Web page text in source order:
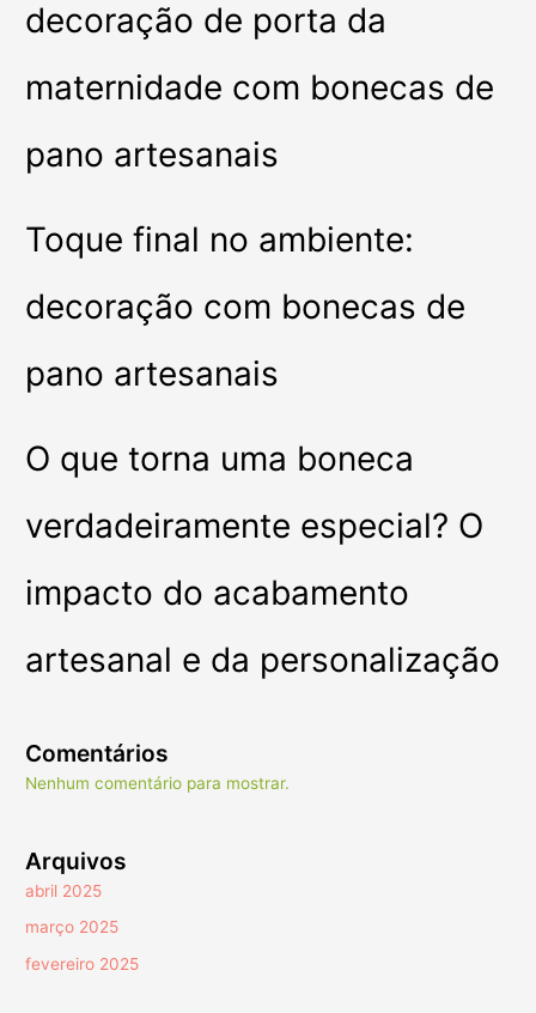
decoração de porta da
maternidade com bonecas de
pano artesanais
Toque final no ambiente:
decoração com bonecas de
pano artesanais
O que torna uma boneca
verdadeiramente especial? O
impacto do acabamento
artesanal e da personalização
Comentários
Nenhum comentário para mostrar.
Arquivos
abril 2025
março 2025
fevereiro 2025